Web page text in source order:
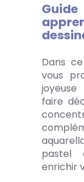
Dans
vous
faire
pastel
enrichir